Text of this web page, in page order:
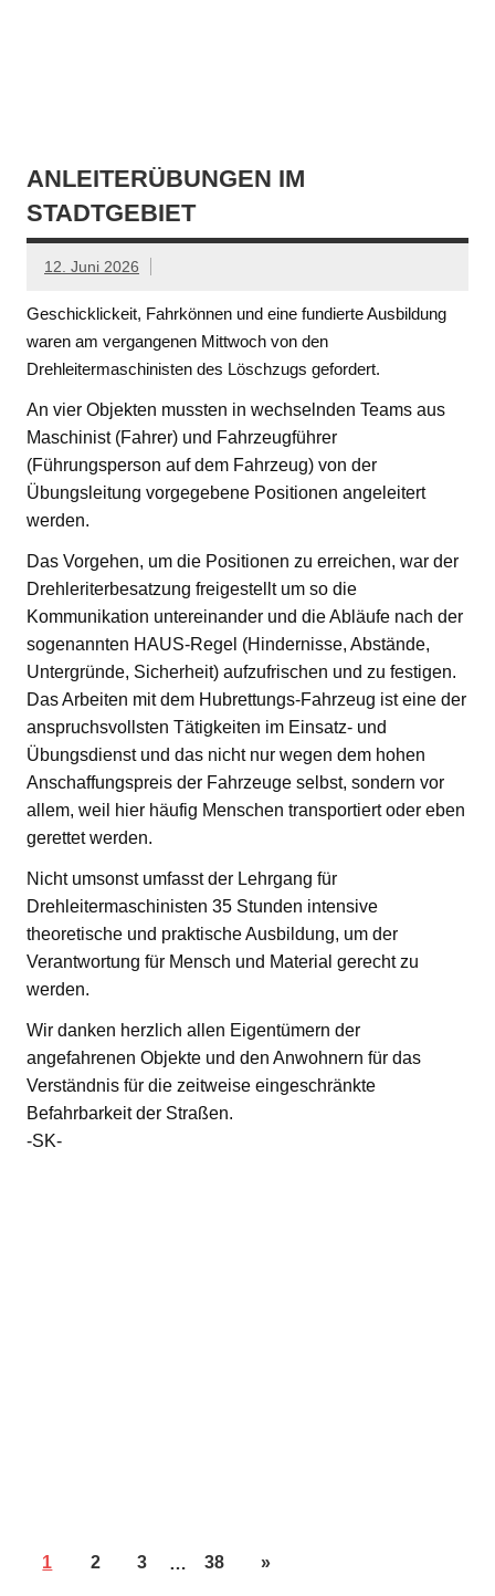
ANLEITERÜBUNGEN IM
STADTGEBIET
12. Juni 2026
Geschicklickeit, Fahrkönnen und eine fundierte Ausbildung
waren am vergangenen Mittwoch von den
Drehleitermaschinisten des Löschzugs gefordert.
An vier Objekten mussten in wechselnden Teams aus
Maschinist (Fahrer) und Fahrzeugführer
(Führungsperson auf dem Fahrzeug) von der
Übungsleitung vorgegebene Positionen angeleitert
werden.
Das Vorgehen, um die Positionen zu erreichen, war der
Drehleriterbesatzung freigestellt um so die
Kommunikation untereinander und die Abläufe nach der
sogenannten HAUS-Regel (Hindernisse, Abstände,
Untergründe, Sicherheit) aufzufrischen und zu festigen.
Das Arbeiten mit dem Hubrettungs-Fahrzeug ist eine der
anspruchsvollsten Tätigkeiten im Einsatz- und
Übungsdienst und das nicht nur wegen dem hohen
Anschaffungspreis der Fahrzeuge selbst, sondern vor
allem, weil hier häufig Menschen transportiert oder eben
gerettet werden.
Nicht umsonst umfasst der Lehrgang für
Drehleitermaschinisten 35 Stunden intensive
theoretische und praktische Ausbildung, um der
Verantwortung für Mensch und Material gerecht zu
werden.
Wir danken herzlich allen Eigentümern der
angefahrenen Objekte und den Anwohnern für das
Verständnis für die zeitweise eingeschränkte
Befahrbarkeit der Straßen.
-SK-
1 2 3 … 38 »